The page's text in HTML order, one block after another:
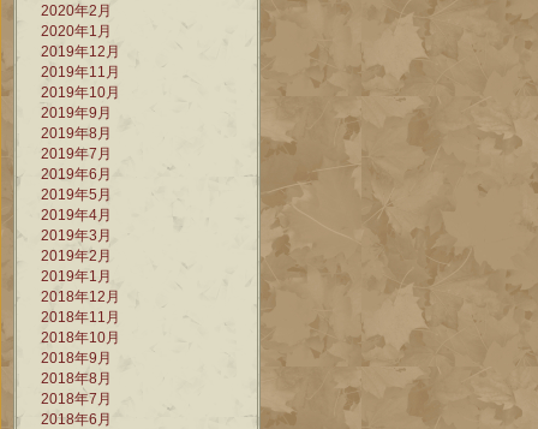
2020年2月
2020年1月
2019年12月
2019年11月
2019年10月
2019年9月
2019年8月
2019年7月
2019年6月
2019年5月
2019年4月
2019年3月
2019年2月
2019年1月
2018年12月
2018年11月
2018年10月
2018年9月
2018年8月
2018年7月
2018年6月